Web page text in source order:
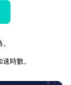
時數。